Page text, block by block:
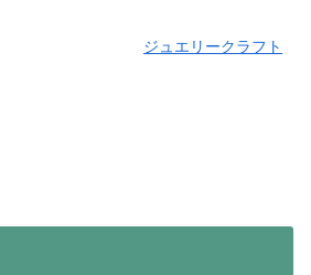
ジュエリークラフト